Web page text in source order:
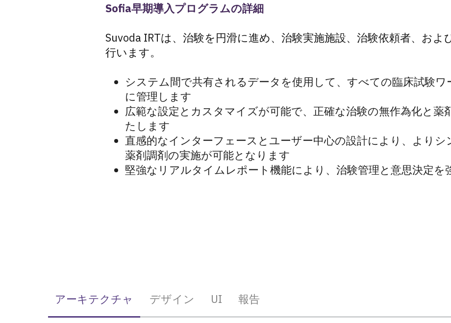
Sofia早期導入プログラムの詳細
Suvoda IRTは、治験を円滑に進め、治験実施施設、治験依頼者、およ
行います。
システム間で共有されるデータを使用して、すべての臨床試験ワ
に管理します
広範な設定とカスタマイズが可能で、正確な治験の無作為化と薬
たします
直感的なインターフェースとユーザー中心の設計により、よりシ
薬剤調剤の実施が可能となります
堅強なリアルタイムレポート機能により、治験管理と意思決定を
アーキテクチャ デザイン UI 報告